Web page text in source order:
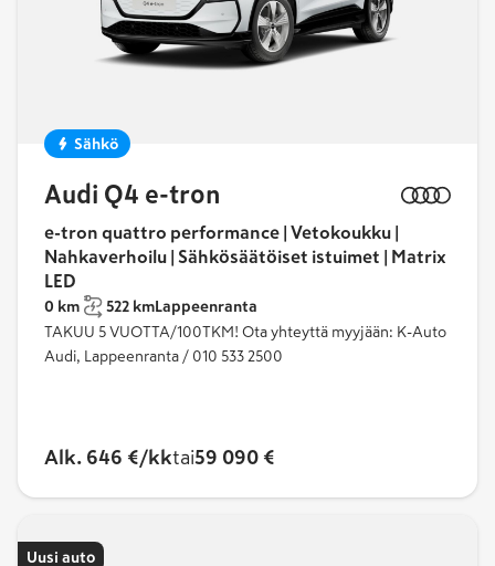
Sähkö
Audi Q4 e-tron
e-tron quattro performance | Vetokoukku |
Nahkaverhoilu | Sähkösäätöiset istuimet | Matrix
LED
0 km 522 kmLappeenranta
TAKUU 5 VUOTTA/100TKM! Ota yhteyttä myyjään: K-Auto
Audi, Lappeenranta / 010 533 2500
Alk. 646 €/kktai59 090 €
Uusi auto